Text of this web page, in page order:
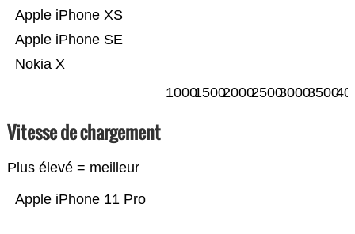
Nokia X
Apple iPhone SE
Apple iPhone XS
100015002000250030003500
Vitesse de chargement
Plus élevé = meilleur
Apple iPhone 11 Pro